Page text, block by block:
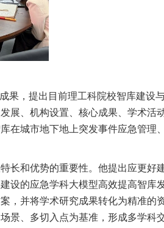
果，提出目前理工科院校智库建设
展、机构设置、核心成果、学术活
在城市地下地上突发事件应急管理
长和优势的重要性。他提出应更好
设的应急学科大模型高效提高智库
，并将学术研究成果转化为精准的
景、多切入点为基准，形成多学科